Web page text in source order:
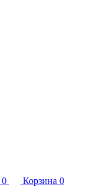
0 Корзина 0